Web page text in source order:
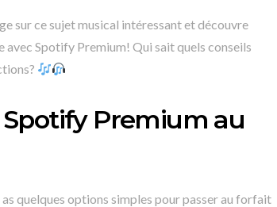
sur ce sujet musical intéressant et découvre
Spotify Premium! Qui sait quels conseils
Premium au
quelques options simples pour passer au forfait